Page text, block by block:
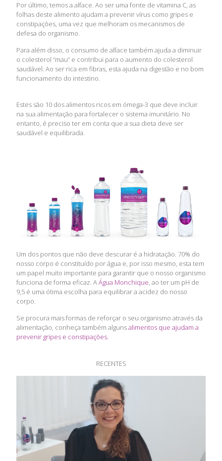
Por último, temos a alface. Ao ser uma fonte de vitamina C, as
folhas deste alimento ajudam a prevenir vírus como gripes e
constipações, uma vez que melhoram os mecanismos de
defesa do organismo.
Para além disso, o consumo de alface também ajuda a diminuir
o colesterol “mau” e contribui para o aumento do colesterol
saudável. Ao ser rica em fibras, esta ajuda na digestão e no bom
funcionamento do intestino.
Estes são 10 dos alimentos ricos em ómega-3 que deve incluir
na sua alimentação para fortalecer o sistema imunitário. No
entanto, é preciso ter em conta que a sua dieta deve ser
saudável e equilibrada.
Um dos pontos que não deve descurar é a hidratação. 70% do
nosso corpo é constituído por água e, por isso mesmo, esta tem
um papel muito importante para garantir que o nosso organismo
funciona de forma eficaz. AÁgua Monchique, ao ter um pH de
9,5 é uma ótima escolha para equilibrar a acidez do nosso
corpo.
Se procura mais formas de reforçar o seu organismo através da
alimentação, conheça também algunsalimentos que ajudam a
prevenir gripes e constipações.
RECENTES